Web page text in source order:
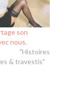
son
nous.
& travestis"